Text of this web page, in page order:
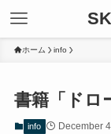
ホーム info
書籍「ドロ
info December